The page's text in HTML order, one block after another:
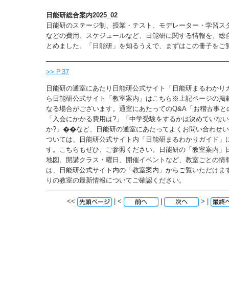
日能研総合案内2025_02
日能研のステージ制、授業・テスト、モデレーター・学習ス
などの費用、スケジュールなど、日能研に関する情報を、総
とめました。「日能研」を知るうえで、まずはこの冊子をご
>> P.37
日能研の通室にあたり日能研公式サイト「日能研まるわかり
ら日能研公式サイト「教室案内」はこちら※上記ページの掲
なる場合がございます。通室にあたってのQ&A「お稽古事と
「入会にかかる費用は?」「中学受験をするかは決めていな
か?」��など、日能研の通室にあたってよくお問い合わせ
ついては、日能研公式サイト内「日能研まるわかりガイド」
す。こちらもぜひ、ご参照ください。日能研の「教室案内」
地図、開講クラス・曜日、開催イベントなど、教室ごとの情
は、日能研公式サイト内の「教室案内」からご覧いただけま
りの教室の最新情報についてご確認ください。
<< | < | > |